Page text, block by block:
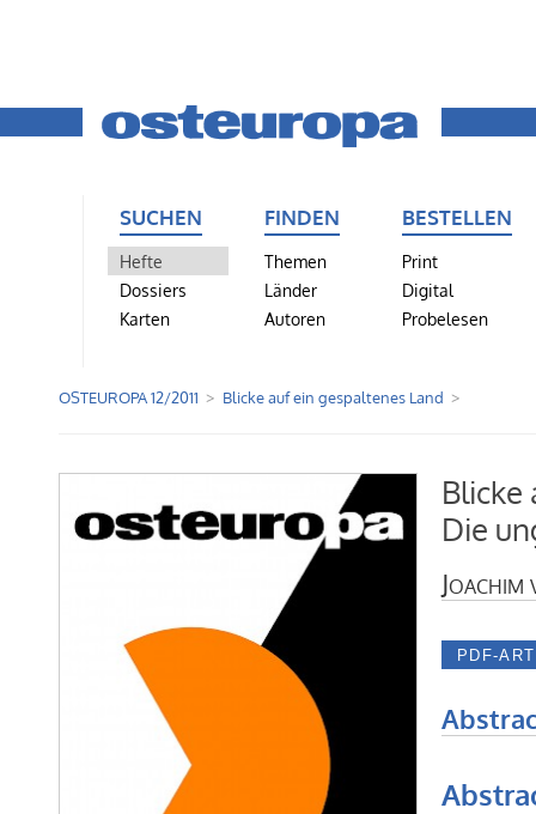
SUCHEN
Hefte
Dossiers
Karten
FINDEN
Themen
Länder
Autoren
BESTELLEN
Print
Digital
Probelesen
OSTEUROPA 12/2011 Blicke auf ein gespaltenes Land
Blicke
Die